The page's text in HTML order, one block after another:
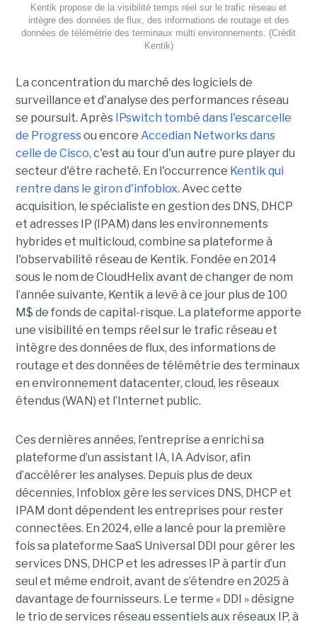
Kentik propose de la visibilité temps réel sur le trafic réseau et
intègre des données de flux, des informations de routage et des
données de télémétrie des terminaux multi environnements. (Crédit
Kentik)
La concentration du marché des logiciels de
surveillance et d'analyse des performances réseau
se poursuit. Après IPswitch tombé dans l'escarcelle
de Progressou encore Accedian Networks dans
celle de Cisco, c'est au tour d'un autre pure player du
secteur d'être racheté. En l'occurrence Kentik qui
rentre dans le giron d'infoblox. Avec cette
acquisition, le spécialiste en gestion des DNS, DHCP
et adresses IP (IPAM) dans les environnements
hybrides et multicloud, combine sa plateforme à
l'observabilité réseau de Kentik. Fondée en 2014
sous le nom de CloudHelix avant de changer de nom
l’année suivante, Kentik a levé à ce jour plus de 100
M$ de fonds de capital-risque. La plateforme apporte
une visibilité en temps réel sur le trafic réseau et
intègre des données de flux, des informations de
routage et des données de télémétrie des terminaux
en environnement datacenter, cloud, les réseaux
étendus (WAN) et l’Internet public.
Ces dernières années, l’entreprise a enrichi sa
plateforme d’un assistant IA, IA Advisor, afin
d’accélérer les analyses. Depuis plus de deux
décennies, Infoblox gère les services DNS, DHCP et
IPAM dont dépendent les entreprises pour rester
connectées. En 2024, elle a lancé pour la première
fois sa plateforme SaaS Universal DDI pour gérer les
services DNS, DHCP et les adresses IP à partir d’un
seul et même endroit, avant de s’étendre en 2025 à
davantage de fournisseurs. Le terme « DDI » désigne
le trio de services réseau essentiels aux réseaux IP, à